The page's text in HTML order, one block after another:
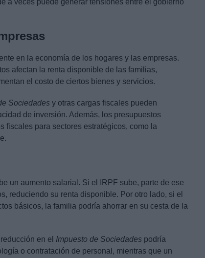
a veces puede generar tensiones entre el gobierno
en la economía de los hogares y las empresas.
afectan la renta disponible de las familias,
el costo de ciertos bienes y servicios.
Sociedades y otras cargas fiscales pueden
de inversión. Además, los presupuestos
fiscales para sectores estratégicos, como la
un aumento salarial. Si el IRPF sube, parte de ese
reduciendo su renta disponible. Por otro lado, si el
básicos, la familia podría ahorrar en su cesta de la
en el Impuesto de Sociedades podría
o contratación de personal, mientras que un